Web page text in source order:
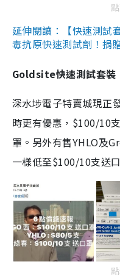
延伸閱讀：【快速測試
毒抗原快速測試劑！捐
Goldsite快速測試套裝
深水埗電子特賣城現正
時更有優惠，$100/10
罩。另外有售YHLO及
一樣低至$100/10支送